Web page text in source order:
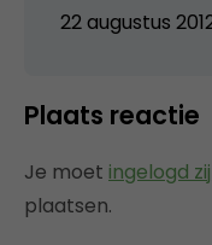
22 augustus
Plaats reactie
Je moet ingelogd
plaatsen.